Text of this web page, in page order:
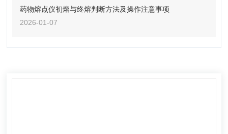
药物熔点仪初熔与终熔判断方法及操作注意事项
2026-01-07